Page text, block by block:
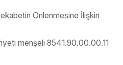
Önlenmesine İlişkin
menşeli 8541.90.00.00.11